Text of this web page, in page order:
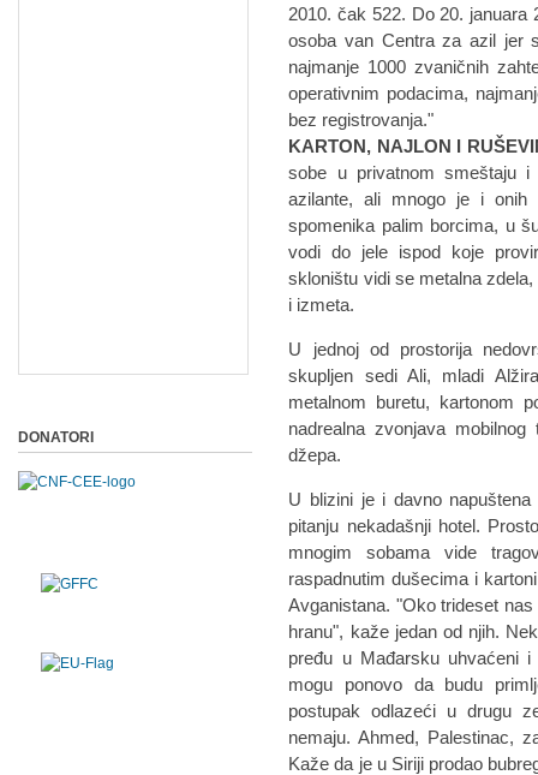
2010. čak 522. Do 20. januara
osoba van Centra za azil jer
najmanje 1000 zvaničnih
operativnim podacima,
bez registrovanja."
KARTON, NAJLON I
sobe u privatnom smeštaju
azilante, ali mnogo je i
spomenika palim borcima, u
vodi do jele ispod koje
skloništu vidi se metalna
i izmeta.
U jednoj od prostorija
skupljen sedi Ali, mladi
metalnom buretu, kartonom
nadrealna zvonjava
džepa.
U blizini je i davno
pitanju nekadašnji hotel.
mnogim sobama vide
raspadnutim dušecima i
Avganistana. "Oko trideset
hranu", kaže jedan od njih.
pređu u Mađarsku uhvaćeni
mogu ponovo da budu
postupak odlazeći u drugu
nemaju. Ahmed, Palestinac,
Kaže da je u Siriji prodao
DONATORI